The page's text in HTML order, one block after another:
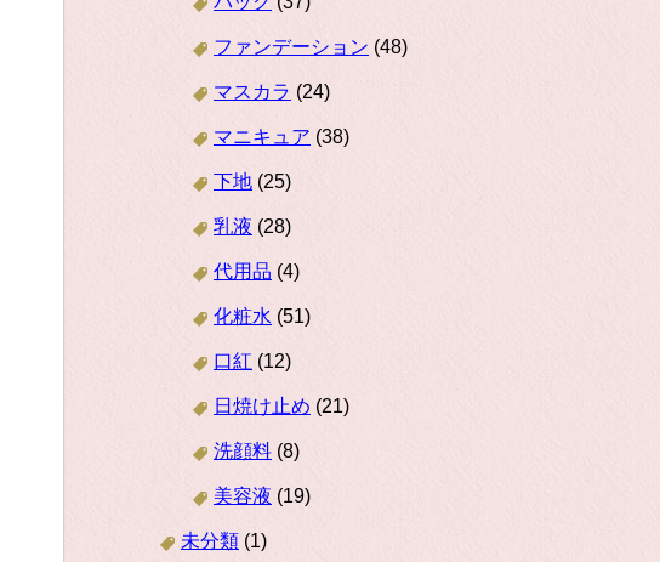
ファンデーション (48)
マスカラ (24)
マニキュア (38)
下地 (25)
乳液 (28)
代用品 (4)
化粧水 (51)
口紅 (12)
日焼け止め (21)
洗顔料 (8)
美容液 (19)
未分類 (1)